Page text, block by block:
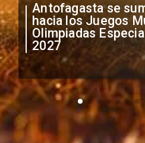
"Falta de
anuncia medidas
irregular de
extranjeros